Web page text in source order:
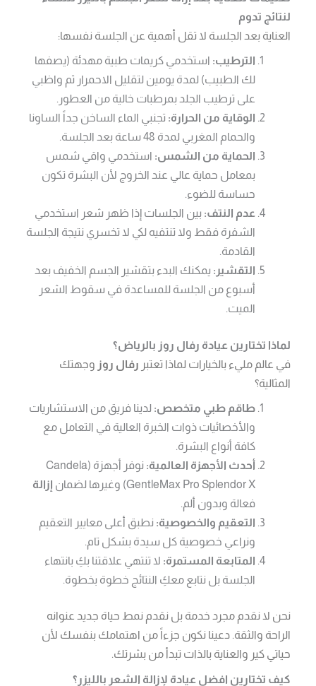
لنتائج تدوم
العناية بعد الجلسة لا تقل أهمية عن الجلسة نفسها:
الترطيب: استخدمي كريمات طبية مهدئة (يصفها
لك الطبيب) لمدة يومين لتقليل الاحمرار ثم واظبي
على ترطيب الجلد بمرطبات خالية من العطور.
الوقاية من الحرارة: تجنبي الماء الساخن جداً الساونا
والحمام المغربي لمدة 48 ساعة بعد الجلسة.
الحماية من الشمس: استخدمي واقي شمس
بمعامل حماية عالي عند الخروج لأن البشرة تكون
حساسة للضوء.
عدم النتف: بين الجلسات إذا ظهر شعر استخدمي
الشفرة فقط ولا تنتفيه لكي لا تخسري نتيجة الجلسة
القادمة.
التقشير: يمكنك البدء بتقشير الجسم الخفيف بعد
أسبوع من الجلسة للمساعدة في سقوط الشعر
الميت.
لماذا تختارين عيادة رفال روز بالرياض؟
في عالم مليء بالخيارات لماذا تعتبر رفال روز وجهتك
المثالية؟
طاقم طبي متخصص: لدينا فريق من الاستشاريات
والأخصائيات ذوات الخبرة العالية في التعامل مع
كافة أنواع البشرة.
أحدث الأجهزة العالمية:
نوفر أجهزة (Candela
GentleMax Pro Splendor X) وغيرها لضمان
إزالة
فعالة وبدون ألم.
التعقيم والخصوصية: نطبق أعلى معايير التعقيم
ونراعي خصوصية كل سيدة بشكل تام.
المتابعة المستمرة: لا تنتهي علاقتنا بكِ بانتهاء
الجلسة بل نتابع معكِ النتائج خطوة بخطوة.
نحن لا نقدم مجرد خدمة بل نقدم نمط حياة جديد عنوانه
الراحة والثقة. دعينا نكون جزءاً من اهتمامك بنفسك لأن
حياتي كير والعناية بالذات تبدأ من بشرتك.
كيف تختارين افضل عيادة لإزالة الشعر بالليزر؟